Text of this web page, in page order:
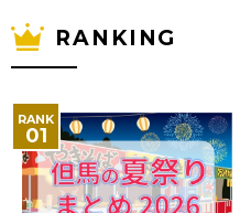
RANKING